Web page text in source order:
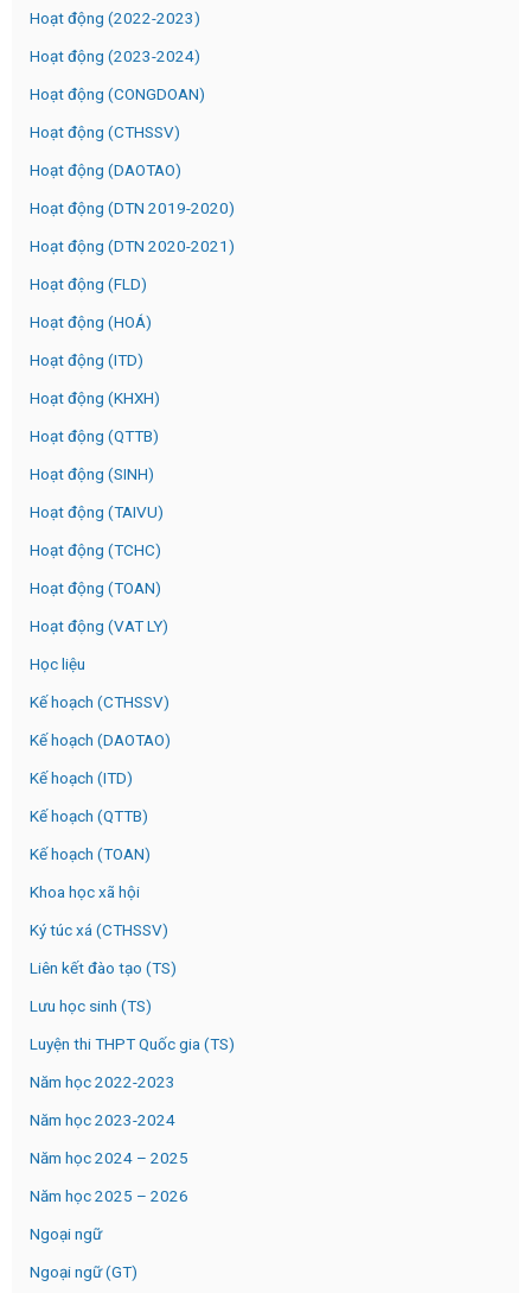
Hoạt động (2022-2023)
Hoạt động (2023-2024)
Hoạt động (CONGDOAN)
Hoạt động (CTHSSV)
Hoạt động (DAOTAO)
Hoạt động (DTN 2019-2020)
Hoạt động (DTN 2020-2021)
Hoạt động (FLD)
Hoạt động (HOÁ)
Hoạt động (ITD)
Hoạt động (KHXH)
Hoạt động (QTTB)
Hoạt động (SINH)
Hoạt động (TAIVU)
Hoạt động (TCHC)
Hoạt động (TOAN)
Hoạt động (VAT LY)
Học liệu
Kế hoạch (CTHSSV)
Kế hoạch (DAOTAO)
Kế hoạch (ITD)
Kế hoạch (QTTB)
Kế hoạch (TOAN)
Khoa học xã hội
Ký túc xá (CTHSSV)
Liên kết đào tạo (TS)
Lưu học sinh (TS)
Luyện thi THPT Quốc gia (TS)
Năm học 2022-2023
Năm học 2023-2024
Năm học 2024 – 2025
Năm học 2025 – 2026
Ngoại ngữ
Ngoại ngữ (GT)